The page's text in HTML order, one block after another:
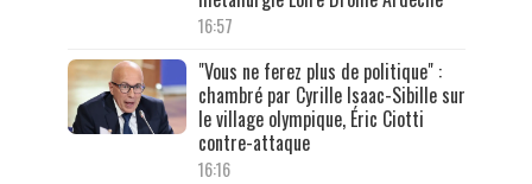
16:57
"Vous ne ferez plus de politique" :
chambré par Cyrille Isaac-Sibille sur
le village olympique, Éric Ciotti
contre-attaque
16:16